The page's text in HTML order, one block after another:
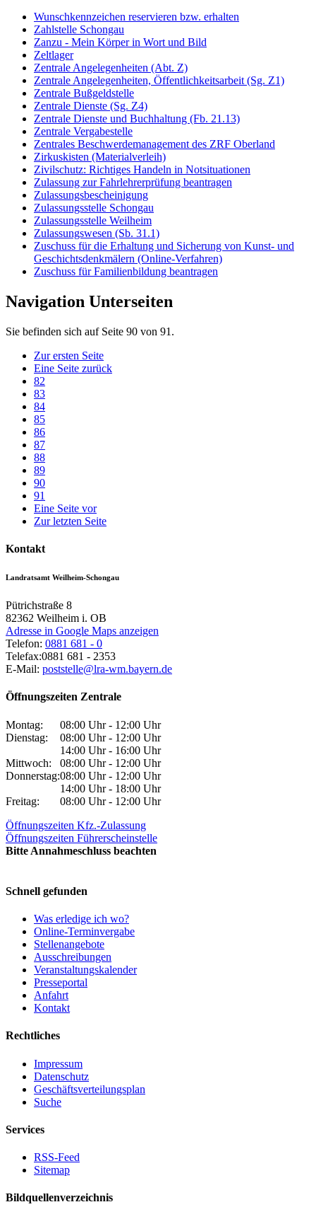
Wunschkennzeichen reservieren bzw. erhalten
Zahlstelle Schongau
Zanzu - Mein Körper in Wort und Bild
Zeltlager
Zentrale Angelegenheiten (Abt. Z)
Zentrale Angelegenheiten, Öffentlichkeitsarbeit (Sg. Z1)
Zentrale Bußgeldstelle
Zentrale Dienste (Sg. Z4)
Zentrale Dienste und Buchhaltung (Fb. 21.13)
Zentrale Vergabestelle
Zentrales Beschwerdemanagement des ZRF Oberland
Zirkuskisten (Materialverleih)
Zivilschutz: Richtiges Handeln in Notsituationen
Zulassung zur Fahrlehrerprüfung beantragen
Zulassungsbescheinigung
Zulassungsstelle Schongau
Zulassungsstelle Weilheim
Zulassungswesen (Sb. 31.1)
Zuschuss für die Erhaltung und Sicherung von Kunst- und
Geschichtsdenkmälern (Online-Verfahren)
Zuschuss für Familienbildung beantragen
Navigation Unterseiten
Sie befinden sich auf Seite 90 von 91.
Zur ersten Seite
Eine Seite zurück
82
83
84
85
86
87
88
89
90
91
Eine Seite vor
Zur letzten Seite
Kontakt
Landratsamt Weilheim-Schongau
Pütrichstraße 8
82362 Weilheim i. OB
Adresse in Google Maps anzeigen
Telefon: 0881 681 - 0
Telefax:0881 681 - 2353
E-Mail: poststelle@lra-wm.bayern.de
Öffnungszeiten Zentrale
Montag:
08:00 Uhr - 12:00 Uhr
Dienstag:
08:00 Uhr - 12:00 Uhr
14:00 Uhr - 16:00 Uhr
Mittwoch:
08:00 Uhr - 12:00 Uhr
Donnerstag:08:00 Uhr - 12:00 Uhr
14:00 Uhr - 18:00 Uhr
Freitag:
08:00 Uhr - 12:00 Uhr
Öffnungszeiten Kfz.-Zulassung
Öffnungszeiten Führerscheinstelle
Bitte Annahmeschluss beachten
Schnell gefunden
Was erledige ich wo?
Online-Terminvergabe
Stellenangebote
Ausschreibungen
Veranstaltungskalender
Presseportal
Anfahrt
Kontakt
Rechtliches
Impressum
Datenschutz
Geschäftsverteilungsplan
Suche
Services
RSS-Feed
Sitemap
Bildquellenverzeichnis